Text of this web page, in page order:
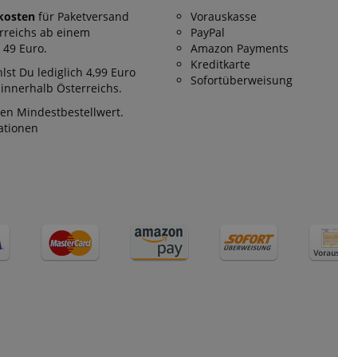
für Paketversand
ab einem
Euro.
Du lediglich 4,99 Euro
Österreichs.
Mindestbestellwert.
Vorauskasse
PayPal
Amazon Payments
Kreditkarte
Sofortüberweisung
59
Minuten
answers were clicked, on which page he was the last time, etc.).
Google-Datenschutzerklärung